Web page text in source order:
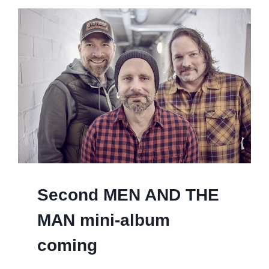
Second MEN AND THE
MAN mini-album
coming